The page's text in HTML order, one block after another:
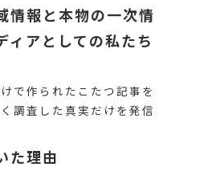
情報と本物の一次情
ィアとしての私たち
で作られたこたつ記事を
調査した真実だけを発信
た理由